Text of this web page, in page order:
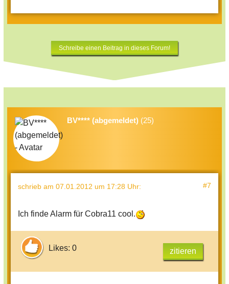
Schreibe einen Beitrag in dieses Forum!
BV**** (abgemeldet) (25)
schrieb am 07.01.2012 um 17:28 Uhr: #7
Ich finde Alarm für Cobra11 cool.
Likes: 0 zitieren